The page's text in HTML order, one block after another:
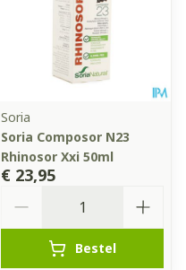
Soria
Soria Composor N23
Rhinosor Xxi 50ml
€ 23,95
Bestel